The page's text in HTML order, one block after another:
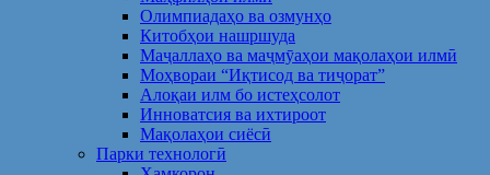
Олимпиадаҳо ва озмунҳо
Китобҳои нашршуда
Маҷаллаҳо ва маҷмӯаҳои мақолаҳои илмӣ
Моҳвораи “Иқтисод ва тиҷорат”
Алоқаи илм бо истеҳсолот
Инноватсия ва ихтироот
Мақолаҳои сиёсӣ
Парки технологӣ